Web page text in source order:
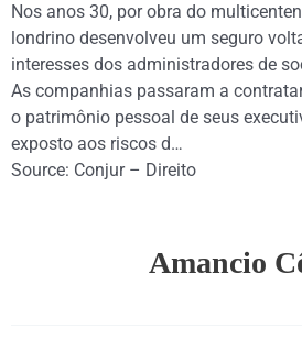
Nos anos 30, por obra do
londrino desenvolveu um seguro
interesses dos administradores de
As companhias passaram a
o patrimônio pessoal de seus
exposto aos riscos d…
Source: Conjur – Direito
Amancio